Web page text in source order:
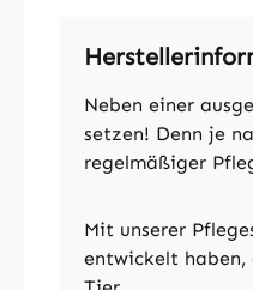
Neben einer
setzen! Denn je
regelmäßiger
Mit unserer
entwickelt